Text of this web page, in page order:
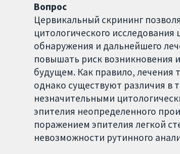
Вопрос
Цервикальный скрининг
цитологического
обнаружения и дальнейшего
повышать риск возникновения
будущем. Как правило, лечения
однако существуют различия
незначительными
эпителия неопределенного
поражением эпителия легкой
невозможности рутинного